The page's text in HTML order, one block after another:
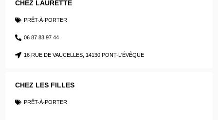
CHEZ LAURETTE
PRÊT-À-PORTER
06 87 83 97 44
16 RUE DE VAUCELLES, 14130 PONT-L'ÉVÊQUE
CHEZ LES FILLES
PRÊT-À-PORTER